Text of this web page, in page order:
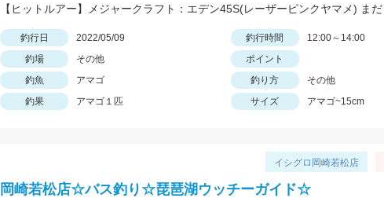
釣行日 2022/05/09 釣行時間
12:00～14:00
釣場
その他
ポイント
釣魚
アマゴ 釣り方
その他
釣果
アマゴ１匹 サイズ アマゴ~15cm
イシグロ岡崎若松店
岡崎若松店☆バス釣り☆琵琶湖ウッチーガイド☆